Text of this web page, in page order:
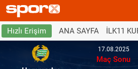
Hızlı Erişim ANA SAYFA İLK11
17.08.2025
Maç Sonu